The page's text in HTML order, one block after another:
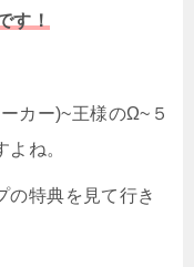
す！
カー)~王様のΩ~５
ね。
の特典を見て行き